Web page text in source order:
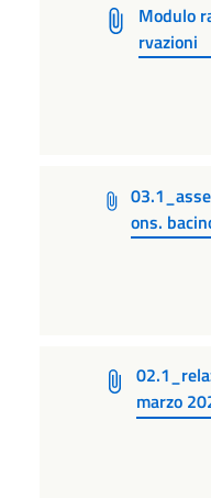
Modulo
rvazioni
ons.
marzo